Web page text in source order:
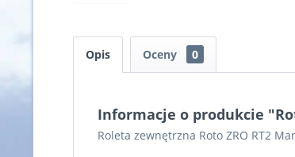
Opis Oceny 0
Informacje o produkcie
Roleta zewnętrzna Roto ZRO RT2